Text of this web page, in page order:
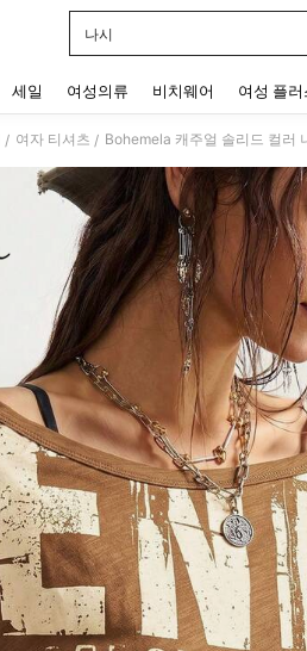
나시
세일 여성의류 비치웨어 여성 플
/ 여자 티셔츠 / Bohemela 캐주얼 솔리드 컬러